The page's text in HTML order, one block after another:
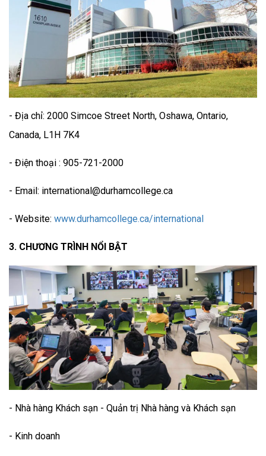
- Địa chỉ: 2000 Simcoe Street North, Oshawa, Ontario,
Canada, L1H 7K4
- Điện thoại : 905-721-2000
- Email: international@durhamcollege.ca
- Website: www.durhamcollege.ca/international
3. CHƯƠNG TRÌNH NỔI BẬT
- Nhà hàng Khách sạn - Quản trị Nhà hàng và Khách sạn
- Kinh doanh